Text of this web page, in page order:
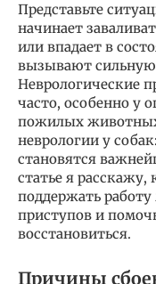
Представьте
начинает
или впадает в
вызывают сильную
Неврологические
часто, особенно у
пожилых
неврологии у
становятся
статье я
поддержать
приступов и
восстановиться.
Причины